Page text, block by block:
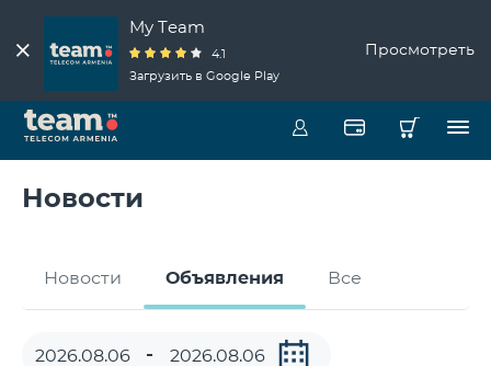
My Team
4.1
Загрузить в Google Play
Просмотреть
Новости
Новости Объявления Все